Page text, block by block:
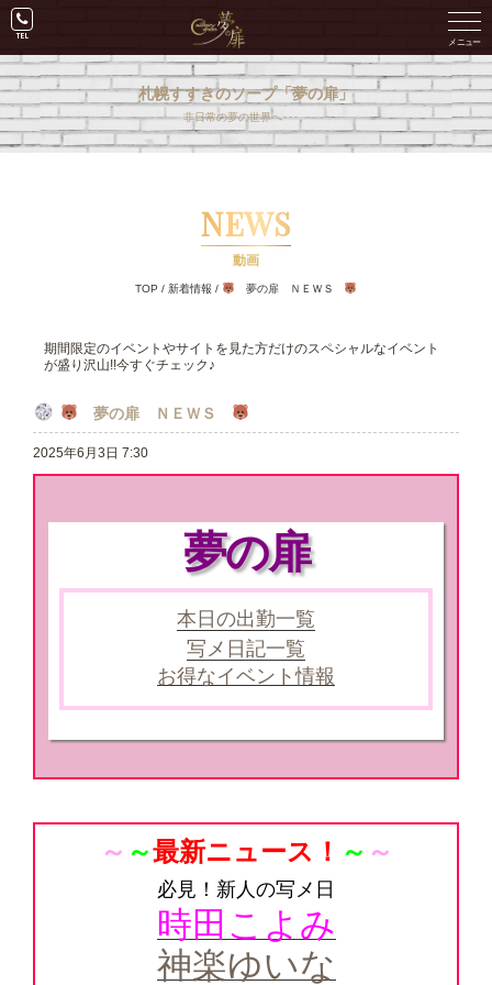
札幌すすきのソープ「夢の扉」
非日常の夢の世界へ･･･。
NEWS
動画
TOP /新着情報 / 夢の扉 ＮＥＷＳ
期間限定のイベントやサイトを見た方だけのスペシャルなイベント
が盛り沢山!!今すぐチェック♪
夢の扉 ＮＥＷＳ
2025年6月3日 7:30
夢の扉
本日の出勤一覧
写メ日記一覧
お得なイベント情報
～ ～最新ニュース！ ～ ～
必見！新人の写メ日
時田こよみ
神楽ゆいな